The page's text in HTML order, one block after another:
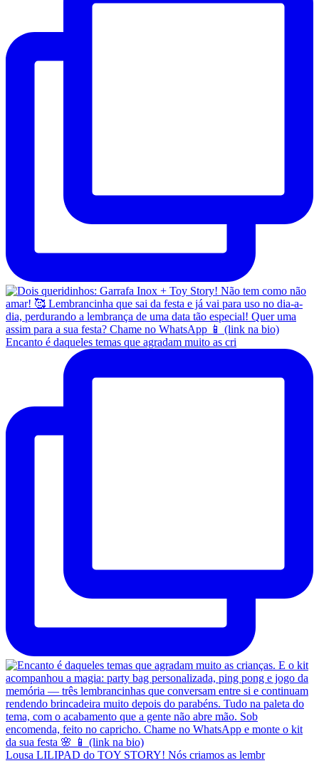
Encanto é daqueles temas que agradam muito as cri
Lousa LILIPAD do TOY STORY! Nós criamos as lembr